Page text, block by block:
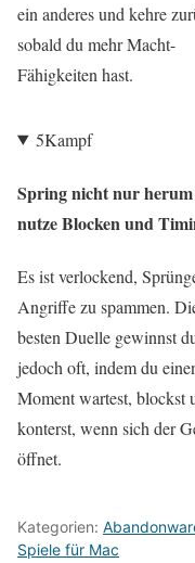
ein anderes und kehre
sobald du mehr Macht-
Fähigkeiten hast.
5Kampf
Spring nicht nur
nutze Blocken und
Es ist verlockend,
Angriffe zu spammen.
besten Duelle gewinnst
jedoch oft, indem du
Moment wartest, blockst
konterst, wenn sich der
öffnet.
Kategorien:
Spiele für Mac